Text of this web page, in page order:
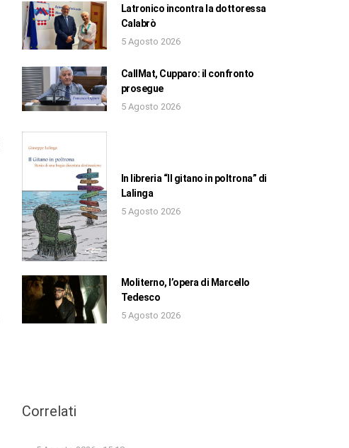
Latronico incontra la dottoressa
Calabrò
5 Agosto 2026
CallMat, Cupparo: il confronto
prosegue
5 Agosto 2026
In libreria “Il gitano in poltrona” di
Lalinga
5 Agosto 2026
Moliterno, l’opera di Marcello
Tedesco
5 Agosto 2026
Correlati